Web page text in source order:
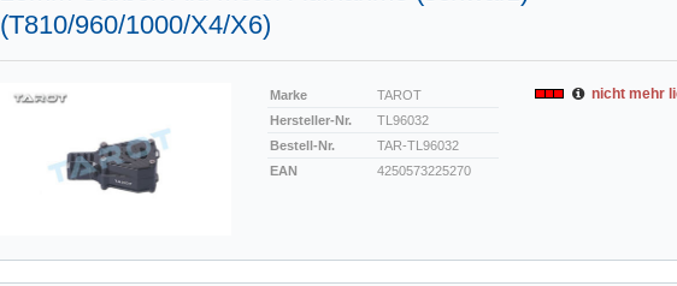
(T810/960/1000/X4/X6)
Marke
TAROT
Hersteller-Nr.
TL96032
Bestell-Nr.
TAR-TL96032
EAN
4250573225270
nicht mehr